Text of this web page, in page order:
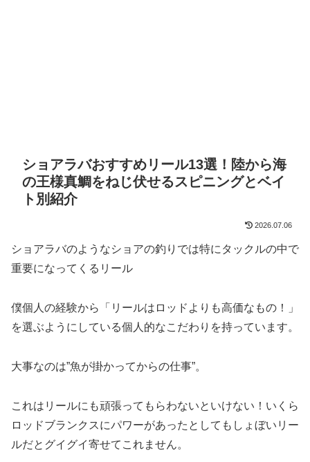
ショアラバおすすめリール13選！陸から海
の王様真鯛をねじ伏せるスピニングとベイ
ト別紹介
2026.07.06
ショアラバのようなショアの釣りでは特にタックルの中で
重要になってくるリール
僕個人の経験から「リールはロッドよりも高価なもの！」
を選ぶようにしている個人的なこだわりを持っています。
大事なのは”魚が掛かってからの仕事”。
これはリールにも頑張ってもらわないといけない！いくら
ロッドブランクスにパワーがあったとしてもしょぼいリー
ルだとグイグイ寄せてこれません。